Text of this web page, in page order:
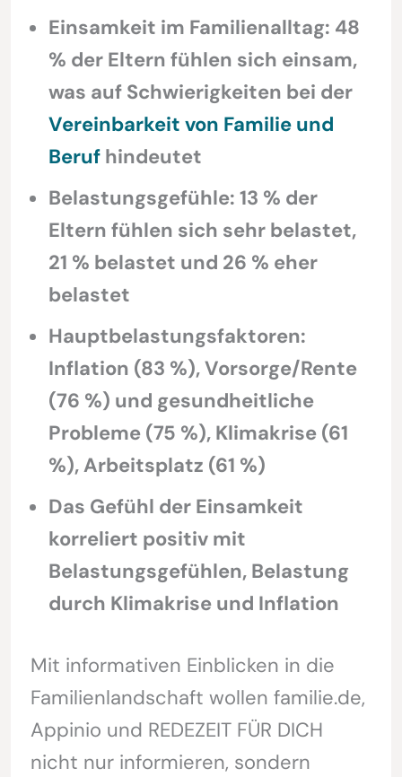
Einsamkeit im Familienalltag: 48
% der Eltern fühlen sich einsam,
was auf Schwierigkeiten bei der
Vereinbarkeit von Familie und
Berufhindeutet
Belastungsgefühle: 13 % der
Eltern fühlen sich sehr belastet,
21 % belastet und 26 % eher
belastet
Hauptbelastungsfaktoren:
Inflation (83 %), Vorsorge/Rente
(76 %) und gesundheitliche
Probleme (75 %), Klimakrise (61
%), Arbeitsplatz (61 %)
Das Gefühl der Einsamkeit
korreliert positiv mit
Belastungsgefühlen, Belastung
durch Klimakrise und Inflation
Mit informativen Einblicken in die
Familienlandschaft wollen familie.de,
Appinio und REDEZEIT FÜR DICH
nicht nur informieren, sondern